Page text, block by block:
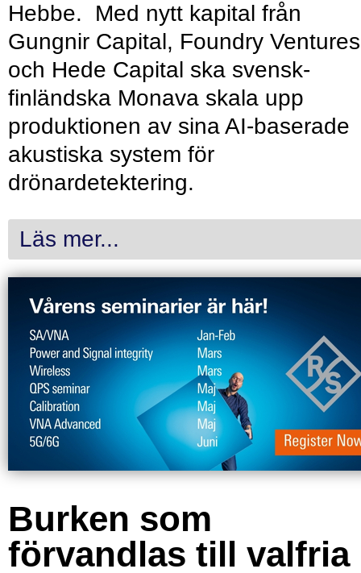
Hebbe. Med nytt kapital från
Gungnir Capital, Foundry Ventures
och Hede Capital ska svensk-
finländska Monava skala upp
produktionen av sina AI-baserade
akustiska system för
drönardetektering.
Läs mer...
Burken som
förvandlas till valfria